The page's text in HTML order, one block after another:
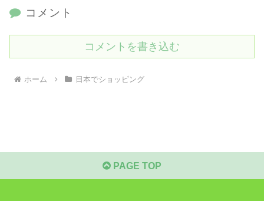
コメント
コメントを書き込む
ホーム 日本でショッピング
PAGE TOP